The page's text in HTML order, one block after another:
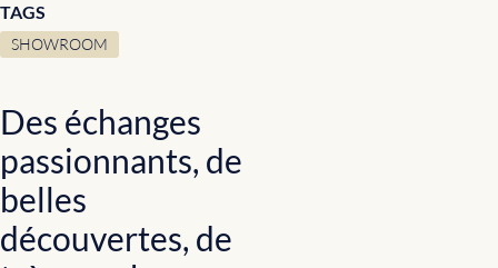
TAGS
SHOWROOM
Des échanges
passionnants, de
belles
découvertes, de